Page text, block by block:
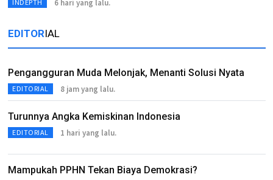
INDEPTH 6 hari yang lalu.
EDITORIAL
Pengangguran Muda Melonjak, Menanti Solusi Nyata
EDITORIAL 8 jam yang lalu.
Turunnya Angka Kemiskinan Indonesia
EDITORIAL 1 hari yang lalu.
Mampukah PPHN Tekan Biaya Demokrasi?